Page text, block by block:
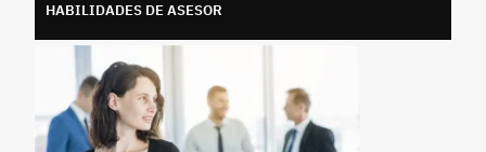
HABILIDADES DE ASESOR